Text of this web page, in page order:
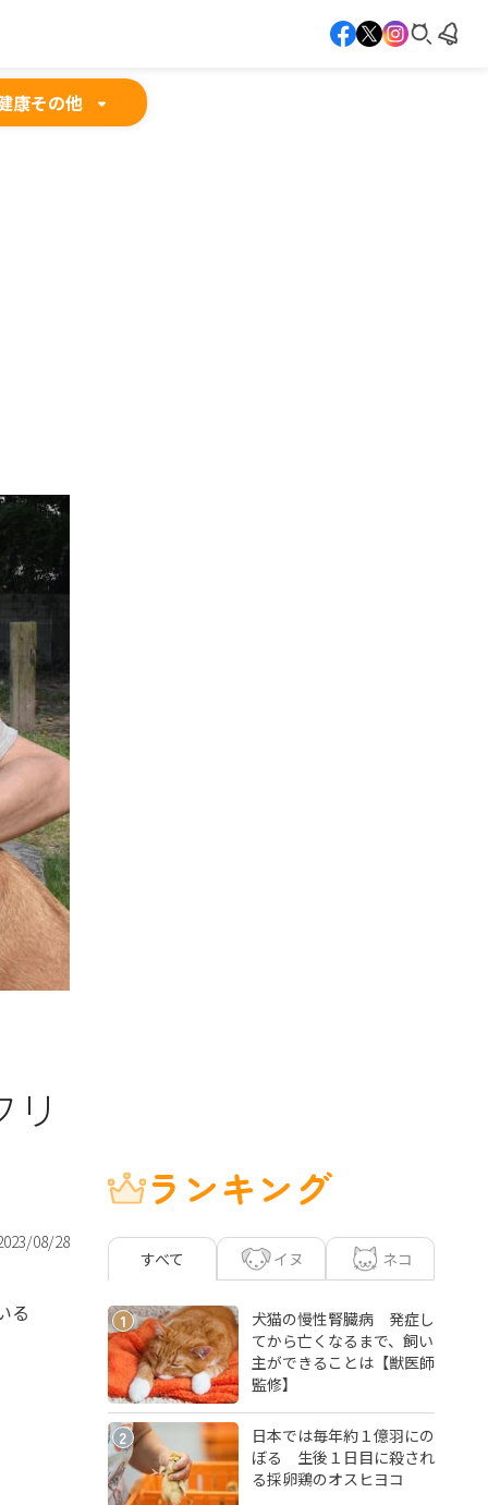
康その他
08/28
る
ランキング
すべて イヌ ネコ
1
犬猫の慢性腎臓病 発症し
てから亡くなるまで、飼い
主ができることは【獣医師
監修】
2
日本では毎年約１億羽にの
ぼる 生後１日目に殺され
る採卵鶏のオスヒヨコ